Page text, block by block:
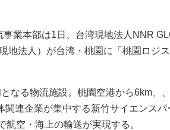
業本部は1日、台湾現地法人NNR
地法人）が台湾・桃園に「桃園ロジ
なる物流施設。桃園空港から6km、
関連企業が集中する新竹サイエンス
航空・海上の輸送が実現する。